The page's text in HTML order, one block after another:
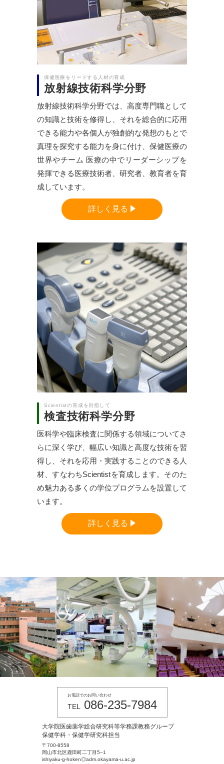
保健医療をリードする人材の育成
放射線技術科学分野
放射線技術科学分野では、高度専門職として
の知識と技術を修得し、それを総合的に応用
できる能力や各個人が独創的な発想のもとで
真理を探究する能力を身に付け、保健医療の
世界やチーム 医療の中でリーダーシップを
発揮できる医療技術者、研究者、教育者を育
成しています。
詳しく見る
Scientistの育成を目指して
検査技術科学分野
医科学や臨床検査に関係する領域についてさ
らに深く学び、幅広い知識と高度な技術を習
得し、それを応用・実践することのできる人
材、すなわちScientistを育成します。そのた
め魅力ある多くの学位プログラムを設置して
います。
詳しく見る
お電話でのお問い合わせ
TEL 086-235-7984
大学院医歯薬学総合研究科等学務課教務グループ
保健学科・保健学研究科担当
〒700-8558
岡山市北区鹿田町二丁目5−1
ishiyaku-g-hoken◎adm.okayama-u.ac.jp